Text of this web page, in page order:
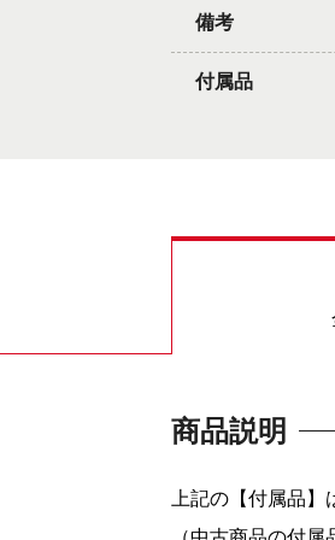
備考
付属品
商品説明
上記の【付属品】